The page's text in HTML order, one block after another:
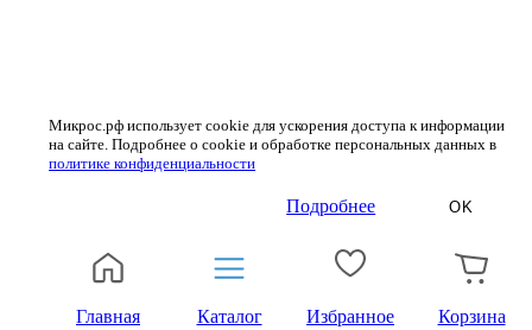
Микрос.рф использует cookie для ускорения доступа к информации
на сайте. Подробнее о cookie и обработке персональных данных в
политике конфиденциальности
Подробнее OK
Главная Каталог Избранное Корзина